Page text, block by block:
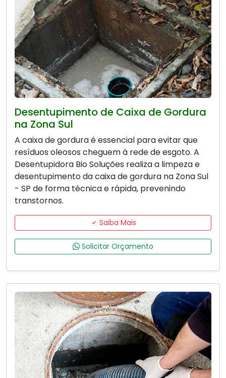
Desentupimento de Caixa de Gordura
na Zona Sul
A caixa de gordura é essencial para evitar que
resíduos oleosos cheguem à rede de esgoto. A
Desentupidora Bio Soluções realiza a limpeza e
desentupimento da caixa de gordura na Zona Sul
- SP de forma técnica e rápida, prevenindo
transtornos.
Saiba Mais
Solicitar Orçamento